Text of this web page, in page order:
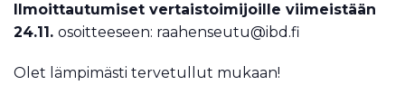
Ilmoittautumiset vertaistoimijoille viimeistään
24.11. osoitteeseen: raahenseutu@ibd.fi
Olet lämpimästi tervetullut mukaan!